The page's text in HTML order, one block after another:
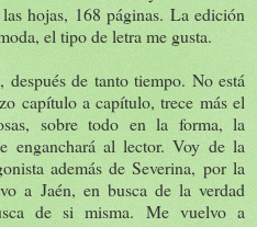
hojas, 168 páginas. La edición
el tipo de letra me gusta.
de tanto tiempo. No está
capítulo a capítulo, trece más el
sobre todo en la forma, la
enganchará al lector. Voy de la
además de Severina, por la
a Jaén, en busca de la verdad
de si misma. Me vuelvo a